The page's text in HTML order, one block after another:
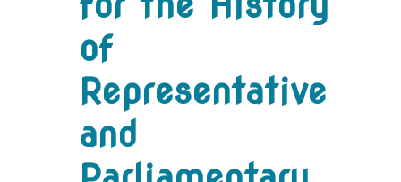
of
Representative
and